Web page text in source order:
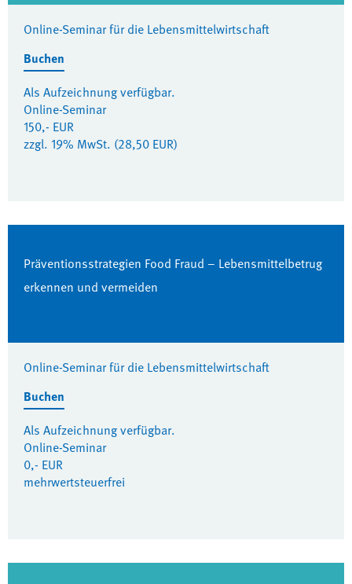
Online-Seminar für die Lebensmittelwirtschaft
Buchen
Als Aufzeichnung verfügbar.
Online-Seminar
150,- EUR
zzgl. 19% MwSt. (28,50 EUR)
Präventionsstrategien Food Fraud – Lebensmittelbetrug
erkennen und vermeiden
Online-Seminar für die Lebensmittelwirtschaft
Buchen
Als Aufzeichnung verfügbar.
Online-Seminar
0,- EUR
mehrwertsteuerfrei